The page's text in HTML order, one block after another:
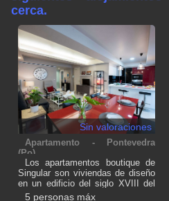
cerca.
Sin valoraciones
Apartamento - Pontevedra
(Po)
Los apartamentos boutique de
Singular son viviendas de diseño
en un edificio del siglo XVIII del
casco histórico de Pontevedra
5 personas máx